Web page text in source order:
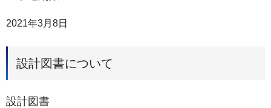
2021年3月8日
設計図書について
設計図書